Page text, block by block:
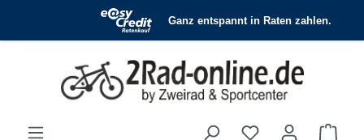
Zum Hauptinhalt springen
Du hast 0